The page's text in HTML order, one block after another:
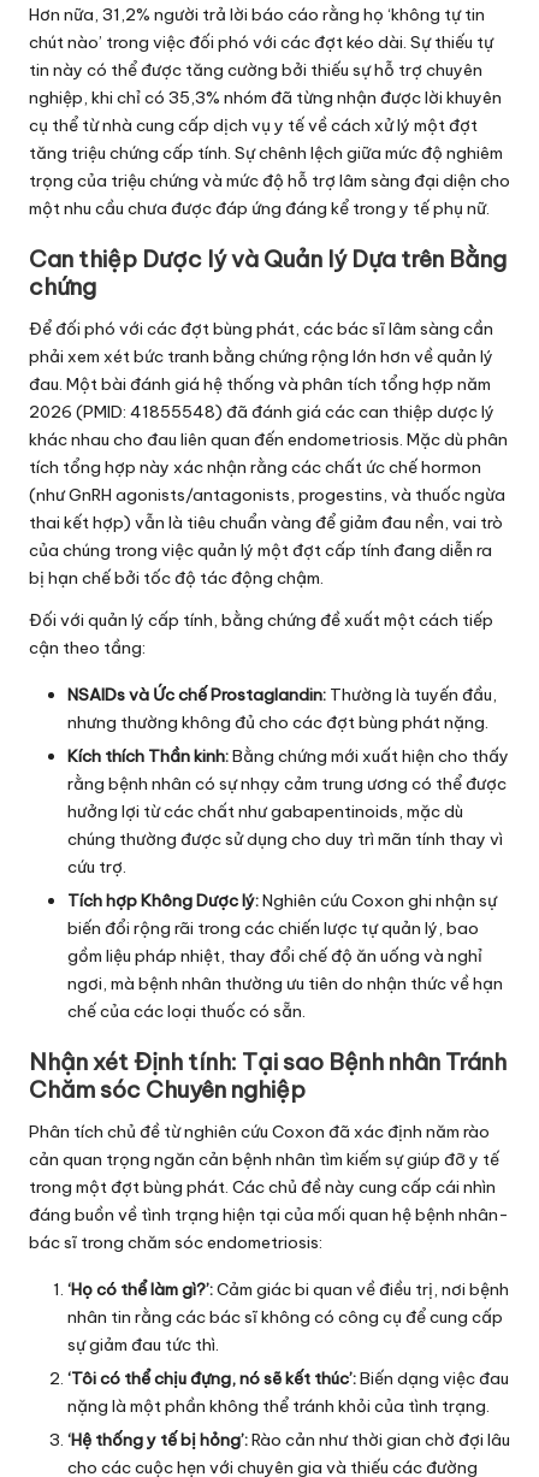
Hơn nữa, 31,2% người trả lời báo cáo rằng họ ‘không tự tin
chút nào’ trong việc đối phó với các đợt kéo dài. Sự thiếu tự
tin này có thể được tăng cường bởi thiếu sự hỗ trợ chuyên
nghiệp, khi chỉ có 35,3% nhóm đã từng nhận được lời khuyên
cụ thể từ nhà cung cấp dịch vụ y tế về cách xử lý một đợt
tăng triệu chứng cấp tính. Sự chênh lệch giữa mức độ nghiêm
trọng của triệu chứng và mức độ hỗ trợ lâm sàng đại diện cho
một nhu cầu chưa được đáp ứng đáng kể trong y tế phụ nữ.
Can thiệp Dược lý và Quản lý Dựa trên Bằng
chứng
Để đối phó với các đợt bùng phát, các bác sĩ lâm sàng cần
phải xem xét bức tranh bằng chứng rộng lớn hơn về quản lý
đau. Một bài đánh giá hệ thống và phân tích tổng hợp năm
2026 (PMID: 41855548) đã đánh giá các can thiệp dược lý
khác nhau cho đau liên quan đến endometriosis. Mặc dù phân
tích tổng hợp này xác nhận rằng các chất ức chế hormon
(như GnRH agonists/antagonists, progestins, và thuốc ngừa
thai kết hợp) vẫn là tiêu chuẩn vàng để giảm đau nền, vai trò
của chúng trong việc quản lý một đợt cấp tính đang diễn ra
bị hạn chế bởi tốc độ tác động chậm.
Đối với quản lý cấp tính, bằng chứng đề xuất một cách tiếp
cận theo tầng:
NSAIDs và Ức chế Prostaglandin: Thường là tuyến đầu,
nhưng thường không đủ cho các đợt bùng phát nặng.
Kích thích Thần kinh:Bằng chứng mới xuất hiện cho thấy
rằng bệnh nhân có sự nhạy cảm trung ương có thể được
hưởng lợi từ các chất như gabapentinoids, mặc dù
chúng thường được sử dụng cho duy trì mãn tính thay vì
cứu trợ.
Tích hợp Không Dược lý:Nghiên cứu Coxon ghi nhận sự
biến đổi rộng rãi trong các chiến lược tự quản lý, bao
gồm liệu pháp nhiệt, thay đổi chế độ ăn uống và nghỉ
ngơi, mà bệnh nhân thường ưu tiên do nhận thức về hạn
chế của các loại thuốc có sẵn.
Nhận xét Định tính: Tại sao Bệnh nhân Tránh
Chăm sóc Chuyên nghiệp
Phân tích chủ đề từ nghiên cứu Coxon đã xác định năm rào
cản quan trọng ngăn cản bệnh nhân tìm kiếm sự giúp đỡ y tế
trong một đợt bùng phát. Các chủ đề này cung cấp cái nhìn
đáng buồn về tình trạng hiện tại của mối quan hệ bệnh nhân-
bác sĩ trong chăm sóc endometriosis:
‘Họ có thể làm gì?’:Cảm giác bi quan về điều trị, nơi bệnh
nhân tin rằng các bác sĩ không có công cụ để cung cấp
sự giảm đau tức thì.
‘Tôi có thể chịu đựng, nó sẽ kết thúc’:Biến dạng việc đau
nặng là một phần không thể tránh khỏi của tình trạng.
‘Hệ thống y tế bị hỏng’:Rào cản như thời gian chờ đợi lâu
cho các cuộc hẹn với chuyên gia và thiếu các đường